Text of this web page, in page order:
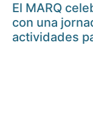
El MARQ
con una
actividades